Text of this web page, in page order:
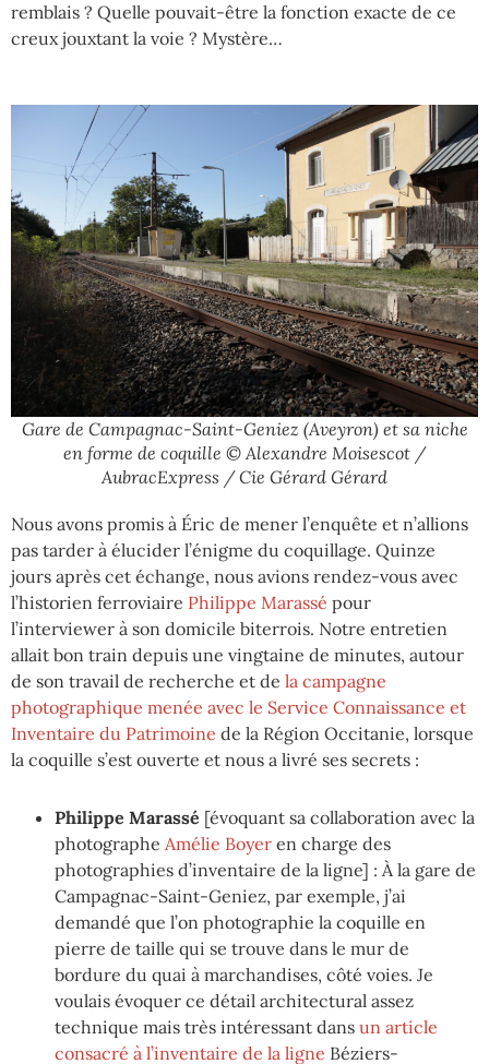
remblais ? Quelle pouvait-être la fonction exacte de ce
creux jouxtant la voie ? Mystère…
Gare de Campagnac-Saint-Geniez (Aveyron) et sa niche
en forme de coquille © Alexandre Moisescot /
AubracExpress / Cie Gérard Gérard
Nous avons promis à Éric de mener l’enquête et n’allions
pas tarder à élucider l’énigme du coquillage. Quinze
jours après cet échange, nous avions rendez-vous avec
l’historien ferroviaire Philippe Marassé pour
l’interviewer à son domicile biterrois. Notre entretien
allait bon train depuis une vingtaine de minutes, autour
de son travail de recherche et de la campagne
photographique menée avec le Service Connaissance et
Inventaire du Patrimoine de la Région Occitanie, lorsque
la coquille s’est ouverte et nous a livré ses secrets :
Philippe Marassé [évoquant sa collaboration avec la
photographe Amélie Boyer en charge des
photographies d’inventaire de la ligne] : À la gare de
Campagnac-Saint-Geniez, par exemple, j’ai
demandé que l’on photographie la coquille en
pierre de taille qui se trouve dans le mur de
bordure du quai à marchandises, côté voies. Je
voulais évoquer ce détail architectural assez
technique mais très intéressant dans un article
consacré à l’inventaire de la ligne Béziers-